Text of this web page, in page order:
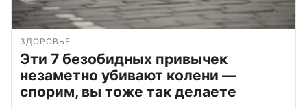
ЗДОРОВЬЕ
Эти 7 безобидных привычек
незаметно убивают колени —
спорим, вы тоже так делаете